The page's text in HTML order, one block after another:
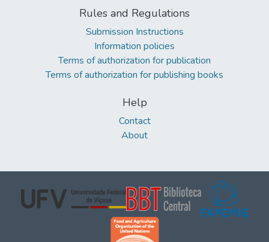
Rules and Regulations
Submission Instructions
Information policies
Terms of authorization for publication
Terms of authorization for publishing books
Help
Contact
About